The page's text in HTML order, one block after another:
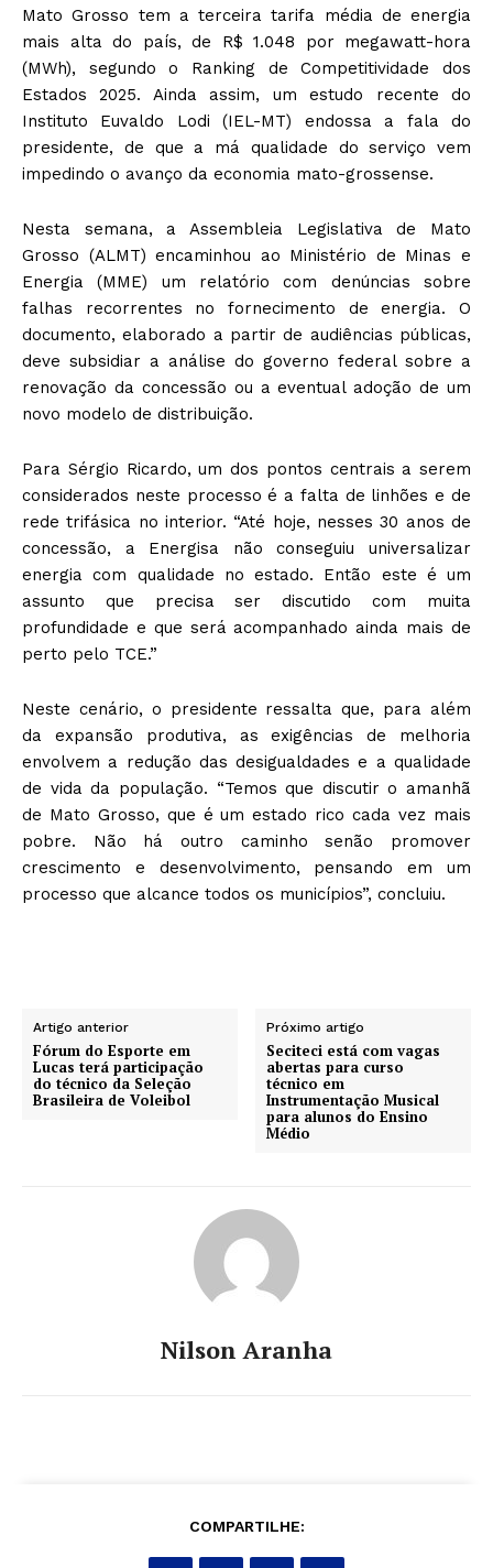
Mato Grosso tem a terceira tarifa média de energia
mais alta do país, de R$ 1.048 por megawatt-hora
(MWh), segundo o Ranking de Competitividade dos
Estados 2025. Ainda assim, um estudo recente do
Instituto Euvaldo Lodi (IEL-MT) endossa a fala do
presidente, de que a má qualidade do serviço vem
impedindo o avanço da economia mato-grossense.
Nesta semana, a Assembleia Legislativa de Mato
Grosso (ALMT) encaminhou ao Ministério de Minas e
Energia (MME) um relatório com denúncias sobre
falhas recorrentes no fornecimento de energia. O
documento, elaborado a partir de audiências públicas,
deve subsidiar a análise do governo federal sobre a
renovação da concessão ou a eventual adoção de um
novo modelo de distribuição.
Para Sérgio Ricardo, um dos pontos centrais a serem
considerados neste processo é a falta de linhões e de
rede trifásica no interior. “Até hoje, nesses 30 anos de
concessão, a Energisa não conseguiu universalizar
energia com qualidade no estado. Então este é um
assunto que precisa ser discutido com muita
profundidade e que será acompanhado ainda mais de
perto pelo TCE.”
Neste cenário, o presidente ressalta que, para além
da expansão produtiva, as exigências de melhoria
envolvem a redução das desigualdades e a qualidade
de vida da população. “Temos que discutir o amanhã
de Mato Grosso, que é um estado rico cada vez mais
pobre. Não há outro caminho senão promover
crescimento e desenvolvimento, pensando em um
processo que alcance todos os municípios”, concluiu.
Artigo anterior
Fórum do Esporte em
Lucas terá participação
do técnico da Seleção
Brasileira de Voleibol
Próximo artigo
Seciteci está com vagas
abertas para curso
técnico em
Instrumentação Musical
para alunos do Ensino
Médio
Nilson Aranha
COMPARTILHE: